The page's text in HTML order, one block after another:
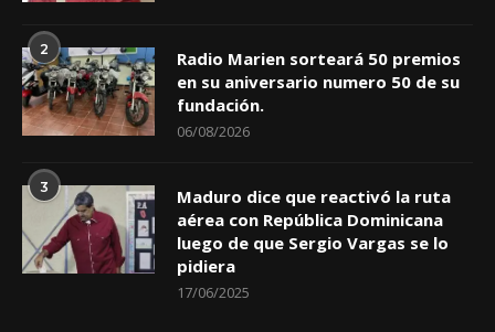
2
Radio Marien sorteará 50 premios
en su aniversario numero 50 de su
fundación.
06/08/2026
3
Maduro dice que reactivó la ruta
aérea con República Dominicana
luego de que Sergio Vargas se lo
pidiera
17/06/2025